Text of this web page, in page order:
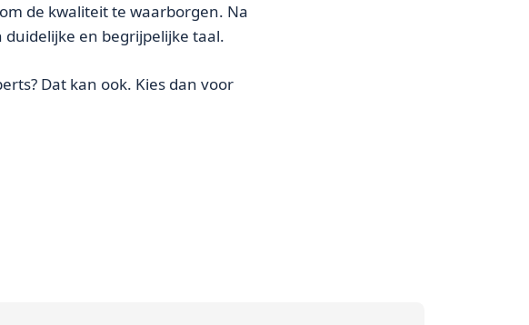
de kwaliteit te waarborgen. Na
en begrijpelijke taal.
Dat kan ook. Kies dan voor